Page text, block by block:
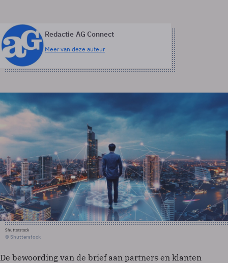
Redactie AG Connect
Meer van deze auteur
Shutterstock
© Shutterstock
De bewoording van de brief aan partners en klanten